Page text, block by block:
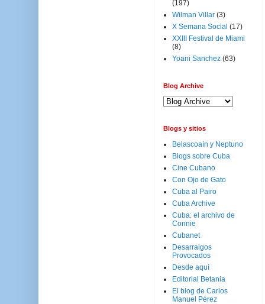
(197)
Wilman Villar (3)
X Semana Social (17)
XXIII Festival de Miami
(8)
Yoani Sanchez (63)
Blog Archive
Blogs y sitios
Belascoaín y Neptuno
Blogs sobre Cuba
Cine Cubano
Con Ojo de Gato
Cuba al Pairo
Cuba Archive
Cuba: el archivo de
Connie
Cubanet
Desarraigos
Provocados
Desde aquí
Editorial Betania
El blog de Carlos
Manuel Pérez